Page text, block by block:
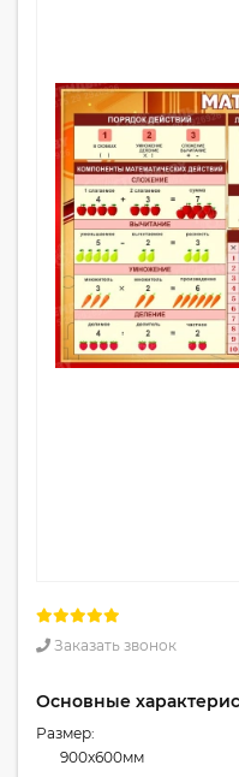
Заказать звонок
Основные
Размер:
900x600мм